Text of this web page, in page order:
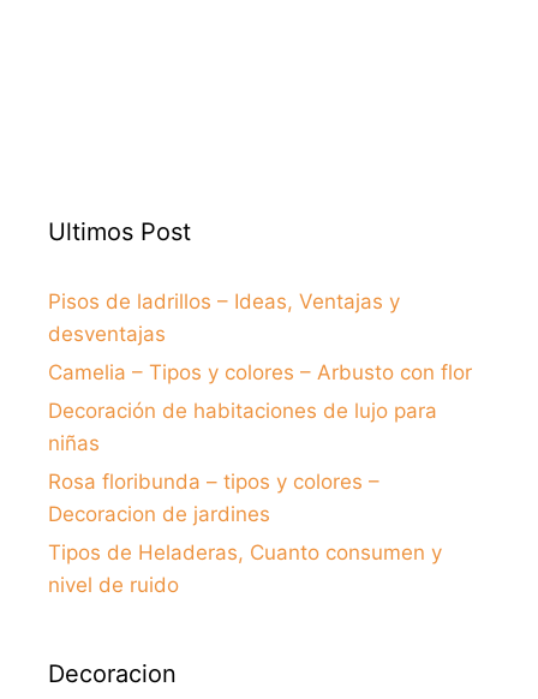
Ultimos Post
Pisos de ladrillos – Ideas, Ventajas y
desventajas
Camelia – Tipos y colores – Arbusto con flor
Decoración de habitaciones de lujo para
niñas
Rosa floribunda – tipos y colores –
Decoracion de jardines
Tipos de Heladeras, Cuanto consumen y
nivel de ruido
Decoracion